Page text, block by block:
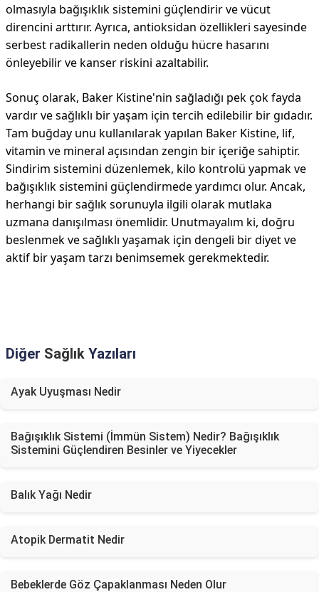
olmasıyla bağışıklık sistemini güçlendirir ve vücut
direncini arttırır. Ayrıca, antioksidan özellikleri sayesinde
serbest radikallerin neden olduğu hücre hasarını
önleyebilir ve kanser riskini azaltabilir.
Sonuç olarak, Baker Kistine'nin sağladığı pek çok fayda
vardır ve sağlıklı bir yaşam için tercih edilebilir bir gıdadır.
Tam buğday unu kullanılarak yapılan Baker Kistine, lif,
vitamin ve mineral açısından zengin bir içeriğe sahiptir.
Sindirim sistemini düzenlemek, kilo kontrolü yapmak ve
bağışıklık sistemini güçlendirmede yardımcı olur. Ancak,
herhangi bir sağlık sorunuyla ilgili olarak mutlaka
uzmana danışılması önemlidir. Unutmayalım ki, doğru
beslenmek ve sağlıklı yaşamak için dengeli bir diyet ve
aktif bir yaşam tarzı benimsemek gerekmektedir.
Diğer Sağlık Yazıları
Ayak Uyuşması Nedir
Bağışıklık Sistemi (İmmün Sistem) Nedir? Bağışıklık
Sistemini Güçlendiren Besinler ve Yiyecekler
Balık Yağı Nedir
Atopik Dermatit Nedir
Bebeklerde Göz Çapaklanması Neden Olur